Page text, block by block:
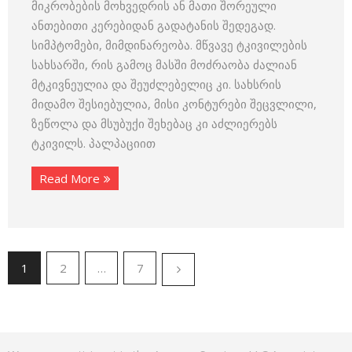
მიკრობების მოხვედრის ან მათი შორეული
ანთებითი კერებიდან გადატანის შედეგად.
სიმპტომები, მიმდინარეობა. მწვავე ტკივილების
სახსარში, რის გამოც მასში მოძრაობა ძალიან
მტკივნეულია და შეუძლებელიც კი. სახსრის
მიდამო შესიებულია, მისი კონტურები შეცვლილი,
ზეწოლა და მსუბუქი შეხებაც კი აძლიერებს
ტკივილს. პალპაციით
Read More
1 2 … 7